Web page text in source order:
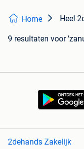
Home Heel
9 resultaten voor
2dehands Zakelijk